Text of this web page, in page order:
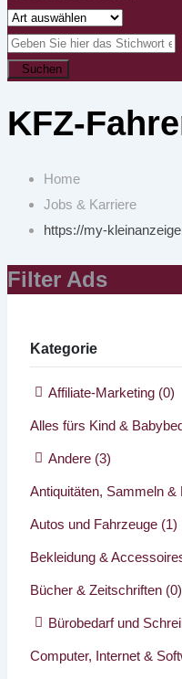
Suchen
KFZ-
Home
Jobs & Karriere
https://my-
Filter Ads
Kategorie
Affiliate-Marketing (0)
Alles fürs Kind &
Andere (3)
Antiquitäten, Sammeln &
Autos und Fahrzeuge (1)
Bekleidung &
Bücher & Zeitschriften (0)
Bürobedarf und
Computer, Internet &